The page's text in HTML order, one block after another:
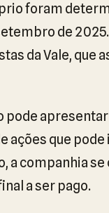
foram
de
da Vale, que
pode
ações que
a companhia
a ser pago.